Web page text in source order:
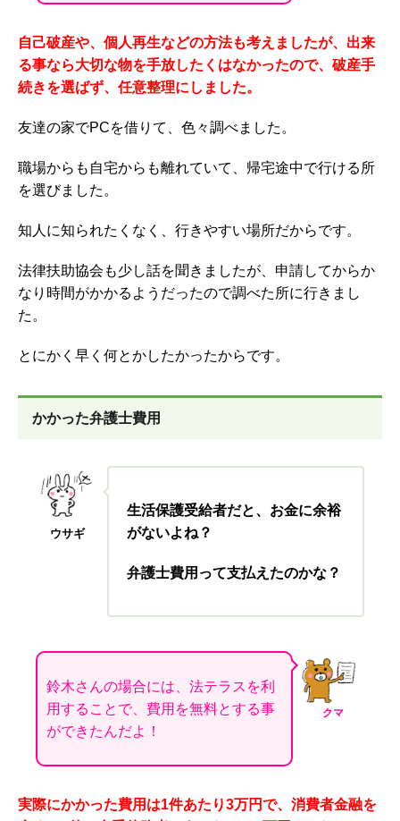
自己破産や、個人再生などの方法も考えましたが、出来
る事なら大切な物を手放したくはなかったので、破産手
続きを選ばず、任意整理にしました。
友達の家でPCを借りて、色々調べました。
職場からも自宅からも離れていて、帰宅途中で行ける所
を選びました。
知人に知られたくなく、行きやすい場所だからです。
法律扶助協会も少し話を聞きましたが、申請してからか
なり時間がかかるようだったので調べた所に行きまし
た。
とにかく早く何とかしたかったからです。
かかった弁護士費用
ウサギ
生活保護受給者だと、お金に余裕
がないよね？
弁護士費用って支払えたのかな？
クマ
鈴木さんの場合には、法テラスを利
用することで、費用を無料とする事
ができたんだよ！
実際にかかった費用は1件あたり3万円で、消費者金融を